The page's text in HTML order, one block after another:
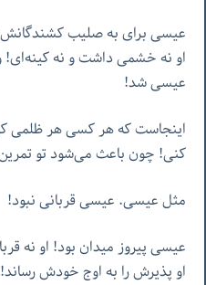
عیسی برای به صلیب
او نه خشمی داشت و نه
عیسی شد!
اینجاست که هر کسی هر ظلمی
کنی! چون باعث می‌شود تو
مثل عیسی. عیسی قربانی نبود!
عیسی پیروز میدان بود! او نه
او پذیرش را به اوج خودش رساند!